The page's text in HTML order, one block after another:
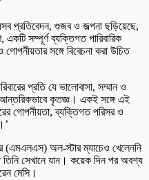
প্রতিবেদন, গুজব ও জল্পনা ছড়িয়েছে,
একটি সম্পূর্ণ ব্যক্তিগত পারিবারিক
সঙ্গে বিবেচনা করা উচিত
প্রতি যে ভালোবাসা, সম্মান ও
কৃতজ্ঞ। একই সঙ্গে এই
গোপনীয়তা, ব্যক্তিগত পরিসর ও
(এমএলএস) অল-স্টার ম্যাচেও খেলেননি
তিনি সেখানে যান। কয়েক দিন পর অবশ্য
মেসি।